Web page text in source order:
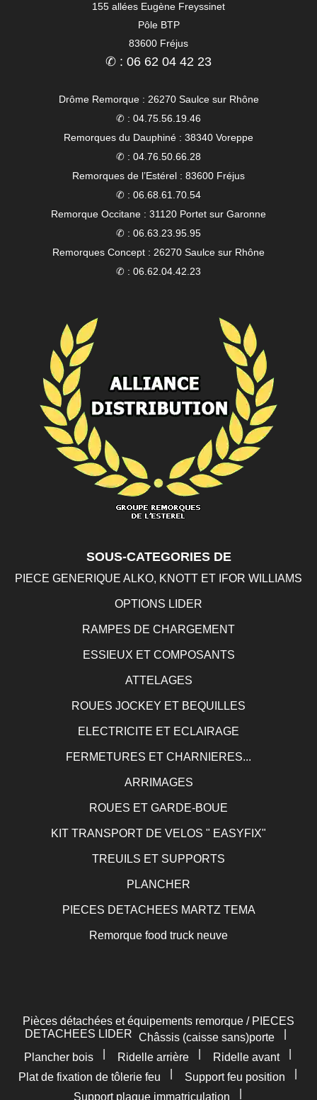
155 allées Eugène Freyssinet
Pôle BTP
83600 Fréjus
✆ : 06 62 04 42 23
Drôme Remorque : 26270 Saulce sur Rhône
✆ : 04.75.56.19.46
Remorques du Dauphiné : 38340 Voreppe
✆ : 04.76.50.66.28
Remorques de l’Estérel : 83600 Fréjus
✆ : 06.68.61.70.54
Remorque Occitane : 31120 Portet sur Garonne
✆ : 06.63.23.95.95
Remorques Concept : 26270 Saulce sur Rhône
✆ : 06.62.04.42.23
SOUS-CATEGORIES DE
PIECE GENERIQUE ALKO, KNOTT ET IFOR WILLIAMS
OPTIONS LIDER
RAMPES DE CHARGEMENT
ESSIEUX ET COMPOSANTS
ATTELAGES
ROUES JOCKEY ET BEQUILLES
ELECTRICITE ET ECLAIRAGE
FERMETURES ET CHARNIERES...
ARRIMAGES
ROUES ET GARDE-BOUE
KIT TRANSPORT DE VELOS " EASYFIX"
TREUILS ET SUPPORTS
PLANCHER
PIECES DETACHEES MARTZ TEMA
Remorque food truck neuve
Pièces détachées et équipements remorque / PIECES
DETACHEES LIDER Châssis (caisse sans)porte
Plancher bois
Ridelle arrière Ridelle avant
Plat de fixation de tôlerie feu
Support feu position
Support plaque immatriculation